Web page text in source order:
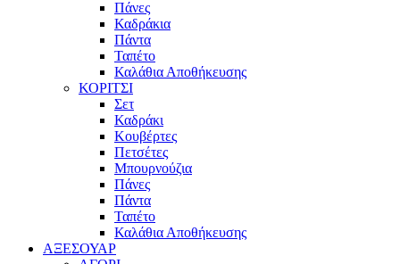
Πάνες
Καδράκια
Πάντα
Ταπέτο
Καλάθια Αποθήκευσης
ΚΟΡΙΤΣΙ
Σετ
Καδράκι
Κουβέρτες
Πετσέτες
Μπουρνούζια
Πάνες
Πάντα
Ταπέτο
Καλάθια Αποθήκευσης
ΑΞΕΣΟΥΑΡ